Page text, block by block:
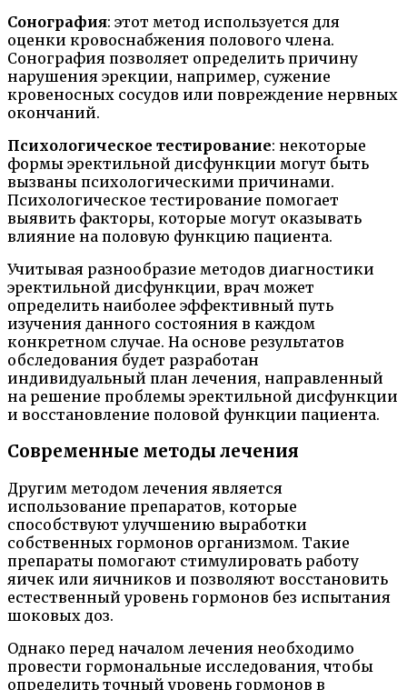
Сонография: этот метод используется для
оценки кровоснабжения полового члена.
Сонография позволяет определить причину
нарушения эрекции, например, сужение
кровеносных сосудов или повреждение нервных
окончаний.
Психологическое тестирование: некоторые
формы эректильной дисфункции могут быть
вызваны психологическими причинами.
Психологическое тестирование помогает
выявить факторы, которые могут оказывать
влияние на половую функцию пациента.
Учитывая разнообразие методов диагностики
эректильной дисфункции, врач может
определить наиболее эффективный путь
изучения данного состояния в каждом
конкретном случае. На основе результатов
обследования будет разработан
индивидуальный план лечения, направленный
на решение проблемы эректильной дисфункции
и восстановление половой функции пациента.
Современные методы лечения
Другим методом лечения является
использование препаратов, которые
способствуют улучшению выработки
собственных гормонов организмом. Такие
препараты помогают стимулировать работу
яичек или яичников и позволяют восстановить
естественный уровень гормонов без испытания
шоковых доз.
Однако перед началом лечения необходимо
провести гормональные исследования, чтобы
определить точный уровень гормонов в